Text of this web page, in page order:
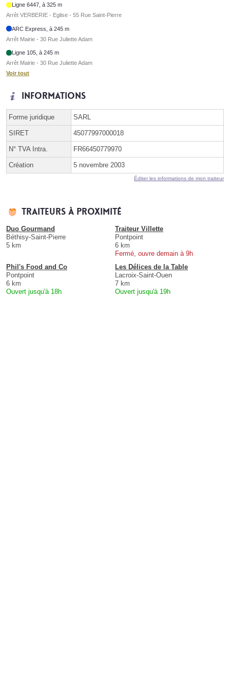
Ligne 6447, à 325 m
Arrêt VERBERIE - Eglise - 55 Rue Saint-Pierre
ARC Express, à 245 m
Arrêt Mairie - 30 Rue Juliette Adam
Ligne 105, à 245 m
Arrêt Mairie - 30 Rue Juliette Adam
Voir tout
Informations
Forme juridique SARL
SIRET 45077997000018
N° TVA Intra. FR66450779970
Création 5 novembre 2003
Éditer les informations de mon traiteur
Traiteurs à proximité
Duo Gourmand
Béthisy-Saint-Pierre
5 km
Traiteur Villette
Pontpoint
6 km
Fermé, ouvre demain à 9h
Phil's Food and Co
Pontpoint
6 km
Ouvert jusqu'à 18h
Les Délices de la Table
Lacroix-Saint-Ouen
7 km
Ouvert jusqu'à 19h